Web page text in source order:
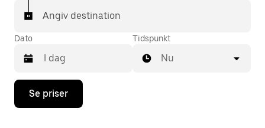
Angiv destination
Dato
Tryk
pil
Tidspunkt
Nu
Se priser